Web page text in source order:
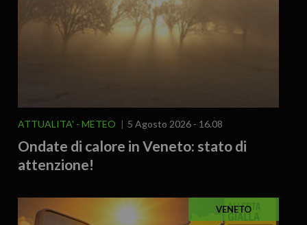
ATTUALITA' METEO 5 Agosto 2026 - 16.08
Ondate di calore in Veneto: stato di
attenzione!
VENETO